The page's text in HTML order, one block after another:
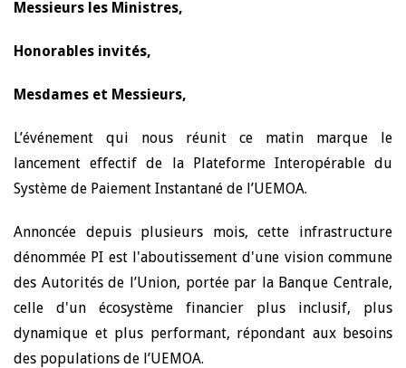
Messieurs les Ministres,
Honorables invités,
Mesdames et Messieurs,
L’événement qui nous réunit ce matin marque le
lancement effectif de la Plateforme Interopérable du
Système de Paiement Instantané de l’UEMOA.
Annoncée depuis plusieurs mois, cette infrastructure
dénommée PI est l'aboutissement d'une vision commune
des Autorités de l’Union, portée par la Banque Centrale,
celle d'un écosystème financier plus inclusif, plus
dynamique et plus performant, répondant aux besoins
des populations de l’UEMOA.